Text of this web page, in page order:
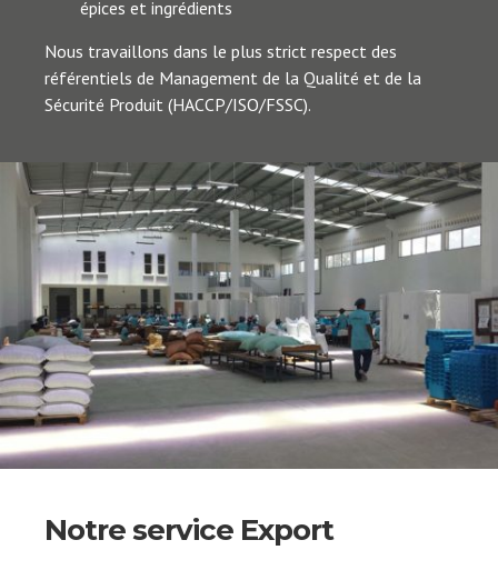
épices et ingrédients
Nous travaillons dans le plus strict respect des
référentiels de Management de la Qualité et de la
Sécurité Produit (HACCP/ISO/FSSC).
Notre service Export